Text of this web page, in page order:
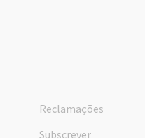
Reclamações
Subscrever